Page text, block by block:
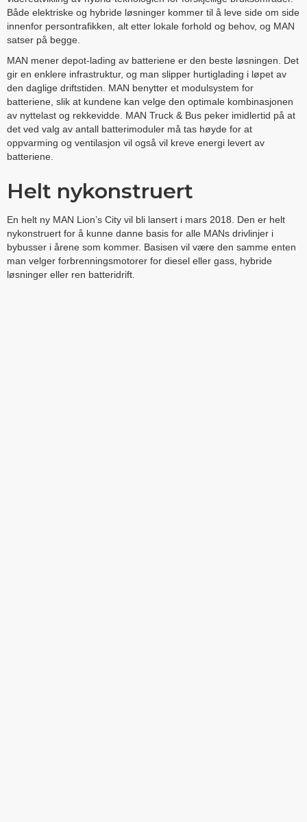
Både elektriske og hybride løsninger kommer til å leve side om side
innenfor persontrafikken, alt etter lokale forhold og behov, og MAN
satser på begge.
MAN mener depot-lading av batteriene er den beste løsningen. Det
gir en enklere infrastruktur, og man slipper hurtiglading i løpet av
den daglige driftstiden. MAN benytter et modulsystem for
batteriene, slik at kundene kan velge den optimale kombinasjonen
av nyttelast og rekkevidde. MAN Truck & Bus peker imidlertid på at
det ved valg av antall batterimoduler må tas høyde for at
oppvarming og ventilasjon vil også vil kreve energi levert av
batteriene.
Helt nykonstruert
En helt ny MAN Lion’s City vil bli lansert i mars 2018. Den er helt
nykonstruert for å kunne danne basis for alle MANs drivlinjer i
bybusser i årene som kommer. Basisen vil være den samme enten
man velger forbrenningsmotorer for diesel eller gass, hybride
løsninger eller ren batteridrift.